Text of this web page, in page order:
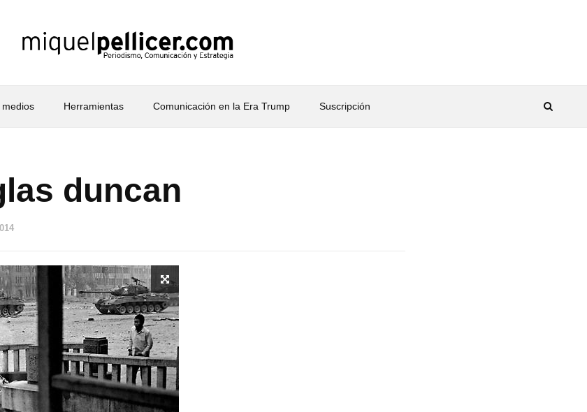
medios Herramientas Comunicación en la Era Trump Suscripción
duncan